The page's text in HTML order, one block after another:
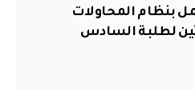
بنظام المحاولات
لطلبة السادس